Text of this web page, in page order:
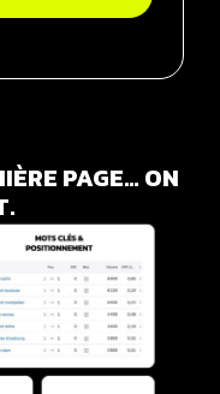
PAGE… ON